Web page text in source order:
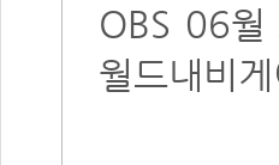
OBS 06월
월드내비게